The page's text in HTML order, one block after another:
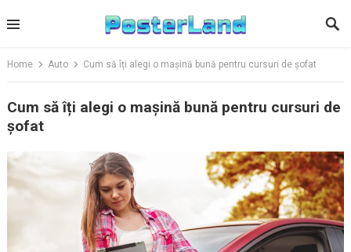
to
Home Auto Cum să îți alegi o mașină bună pentru cursuri de șofat
Cum să îți alegi o mașină bună pentru cursuri de
șofat